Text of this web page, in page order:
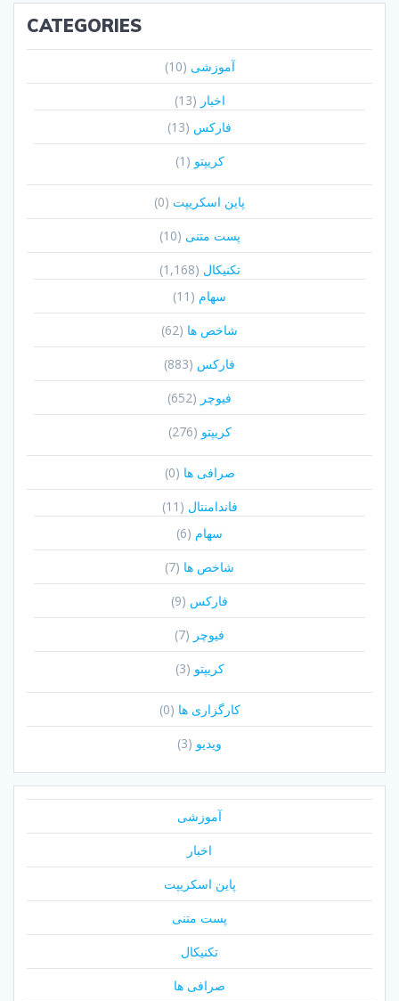
CATEGORIES
آموزشی (10)
اخبار (13)
فارکس (13)
کریپتو (1)
پاین اسکریپت (0)
پست متنی (10)
تکنیکال (1,168)
سهام (11)
شاخص ها (62)
فارکس (883)
فیوچر (652)
کریپتو (276)
صرافی ها (0)
فاندامنتال (11)
سهام (6)
شاخص ها (7)
فارکس (9)
فیوچر (7)
کریپتو (3)
کارگزاری ها (0)
ویدیو (3)
آموزشی
اخبار
پاین اسکریپت
پست متنی
تکنیکال
صرافی ها